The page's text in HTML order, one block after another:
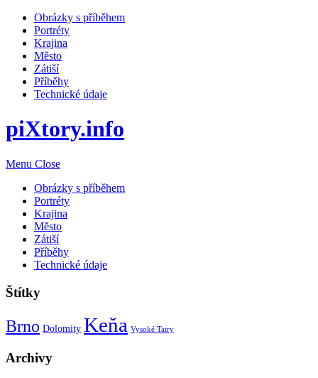
Obrázky s příběhem
Portréty
Krajina
Město
Zátiší
Příběhy
Technické údaje
piXtory.info
Menu Close
Obrázky s příběhem
Portréty
Krajina
Město
Zátiší
Příběhy
Technické údaje
Štítky
Brno Dolomity Keňa Vysoké Tatry
Archivy